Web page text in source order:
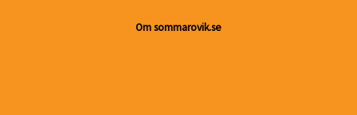
Om sommarovik.se